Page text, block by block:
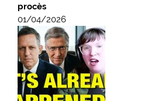
procès
01/04/2026